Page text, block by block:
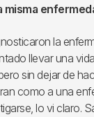
misma
la
llevar una
sin dejar de
como a una
lo vi claro.